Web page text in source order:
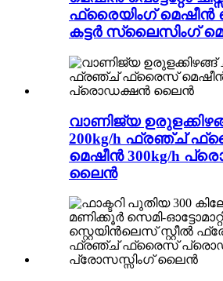
ഫ്രൈയിംഗ് മെഷീൻ
കട്ടർ സ്ലൈസിംഗ്
വാണിജ്യ
200kg/h ഫ്രഞ്ച്
മെഷീൻ 300kg/h
ലൈൻ